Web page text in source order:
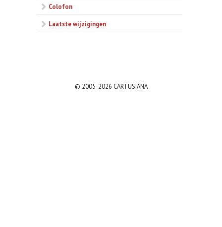
Colofon
Laatste wijzigingen
© 2005-2026 CARTUSIANA